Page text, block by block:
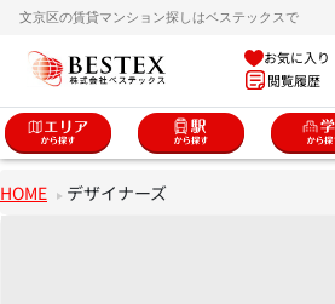
文京区の賃貸マンション探しはベステックスで
お気に入り
閲覧履歴
HOME デザイナーズ